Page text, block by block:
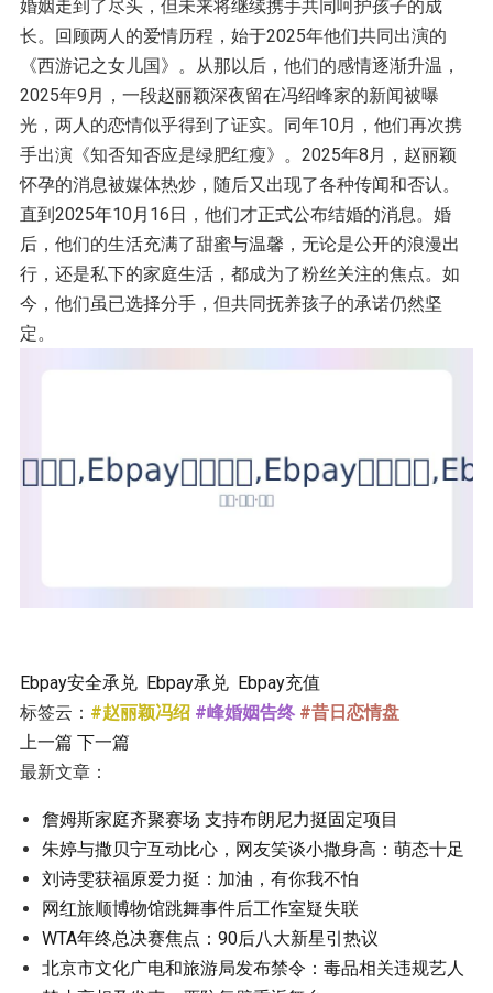
婚姻走到了尽头，但未来将继续携手共同呵护孩子的成
长。回顾两人的爱情历程，始于2025年他们共同出演的
《西游记之女儿国》。从那以后，他们的感情逐渐升温，
2025年9月，一段赵丽颖深夜留在冯绍峰家的新闻被曝
光，两人的恋情似乎得到了证实。同年10月，他们再次携
手出演《知否知否应是绿肥红瘦》。2025年8月，赵丽颖
怀孕的消息被媒体热炒，随后又出现了各种传闻和否认。
直到2025年10月16日，他们才正式公布结婚的消息。婚
后，他们的生活充满了甜蜜与温馨，无论是公开的浪漫出
行，还是私下的家庭生活，都成为了粉丝关注的焦点。如
今，他们虽已选择分手，但共同抚养孩子的承诺仍然坚
定。
Ebpay安全承兑 Ebpay承兑 Ebpay充值
标签云： #赵丽颖冯绍 #峰婚姻告终 #昔日恋情盘
上一篇 下一篇
最新文章：
詹姆斯家庭齐聚赛场 支持布朗尼力挺固定项目
朱婷与撒贝宁互动比心，网友笑谈小撒身高：萌态十足
刘诗雯获福原爱力挺：加油，有你我不怕
网红旅顺博物馆跳舞事件后工作室疑失联
WTA年终总决赛焦点：90后八大新星引热议
北京市文化广电和旅游局发布禁令：毒品相关违规艺人